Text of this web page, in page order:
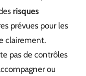
risques
prévues pour les
clairement.
pas de contrôles
ou